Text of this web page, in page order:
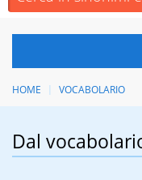
HOME VOCABOLARIO
Dal